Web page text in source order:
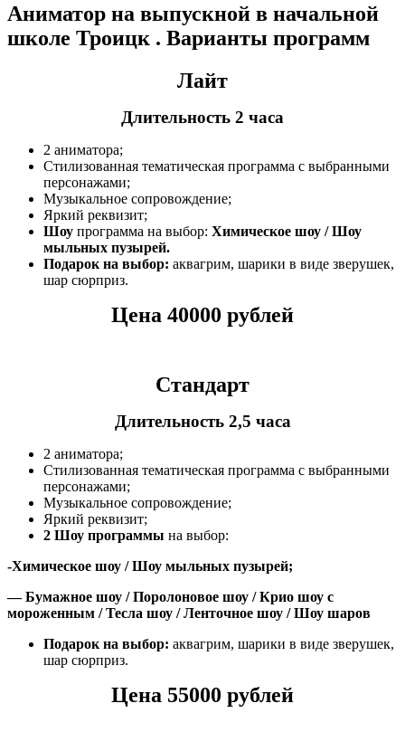
Аниматор на выпускной в начальной
школе Троицк . Варианты программ
Лайт
Длительность 2 часа
2 аниматора;
Стилизованная тематическая программа с выбранными
персонажами;
Музыкальное сопровождение;
Яркий реквизит;
Шоу программа на выбор: Химическое шоу / Шоу
мыльных пузырей.
Подарок на выбор: аквагрим, шарики в виде зверушек,
шар сюрприз.
Цена 40000 рублей
Стандарт
Длительность 2,5 часа
2 аниматора;
Стилизованная тематическая программа с выбранными
персонажами;
Музыкальное сопровождение;
Яркий реквизит;
2 Шоу программы на выбор:
-Химическое шоу / Шоу мыльных пузырей;
— Бумажное шоу / Поролоновое шоу / Крио шоу с
мороженным / Тесла шоу / Ленточное шоу / Шоу шаров
Подарок на выбор: аквагрим, шарики в виде зверушек,
шар сюрприз.
Цена 55000 рублей